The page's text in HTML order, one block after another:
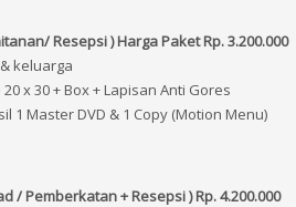
Resepsi )Harga Paket Rp. 3.200.000
keluarga
x 30 + Box + Lapisan Anti Gores
1 Master DVD & 1 Copy (Motion Menu)
/ Pemberkatan + Resepsi ) Rp. 4.200.000